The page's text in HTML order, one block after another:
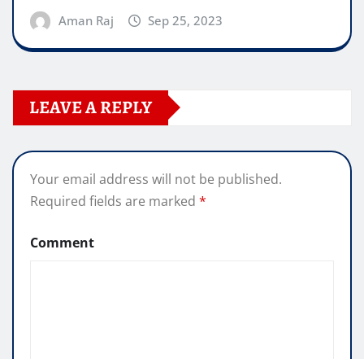
Aman Raj Sep 25, 2023
LEAVE A REPLY
Your email address will not be published.
Required fields are marked *
Comment